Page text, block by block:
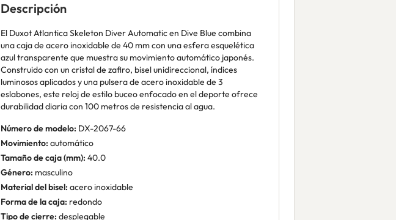
Descripción
El Duxot Atlantica Skeleton Diver Automatic en Dive Blue combina
una caja de acero inoxidable de 40 mm con una esfera esquelética
azul transparente que muestra su movimiento automático japonés.
Construido con un cristal de zafiro, bisel unidireccional, índices
luminosos aplicados y una pulsera de acero inoxidable de 3
eslabones, este reloj de estilo buceo enfocado en el deporte ofrece
durabilidad diaria con 100 metros de resistencia al agua.
Número de modelo: DX-2067-66
Movimiento: automático
Tamaño de caja (mm): 40.0
Género: masculino
Material del bisel: acero inoxidable
Forma de la caja: redondo
Tipo de cierre: desplegable